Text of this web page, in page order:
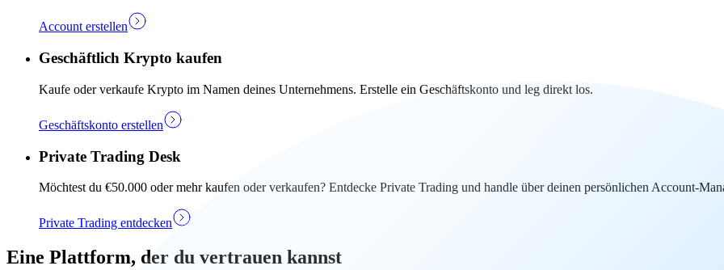
Account erstellen
Geschäftlich Krypto kaufen
Kaufe oder verkaufe Krypto im Namen deines Unternehmens. Erstelle ein Geschäftskonto und leg direkt los.
Geschäftskonto erstellen
Private Trading Desk
Möchtest du €50.000 oder mehr kaufen oder verkaufen? Entdecke Private Trading und handle über deinen persönlichen Account-
Private Trading entdecken
Eine Plattform, der du vertrauen kannst